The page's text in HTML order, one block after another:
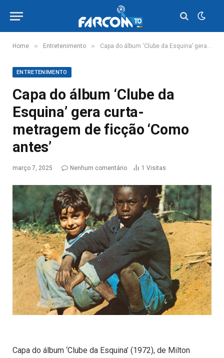
Home » Entretenimento » Capa do álbum ‘Clube da Esquina’ gera curta-metragem de ficção ‘Como antes’
ENTRETENIMENTO
Capa do álbum ‘Clube da
Esquina’ gera curta-
metragem de ficção ‘Como
antes’
março 7, 2025 Nenhum comentário 1 Visitas
Capa do álbum ‘Clube da Esquina’ (1972), de Milton